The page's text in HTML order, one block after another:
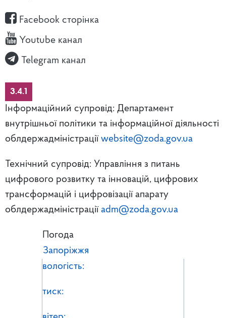
Facebook сторінка
Youtube канал
Telegram канал
3.4.1
Інформаційний супровід: Департамент
внутрішньої політики та інформаційної діяльності
облдержадміністрації website@zoda.gov.ua
Технічний супровід: Управління з питань
цифрового розвитку та інновацій, цифрових
трансформацій і цифровізації апарату
облдержадміністрації adm@zoda.gov.ua
Погода
Запоріжжя
вологість:
тиск: